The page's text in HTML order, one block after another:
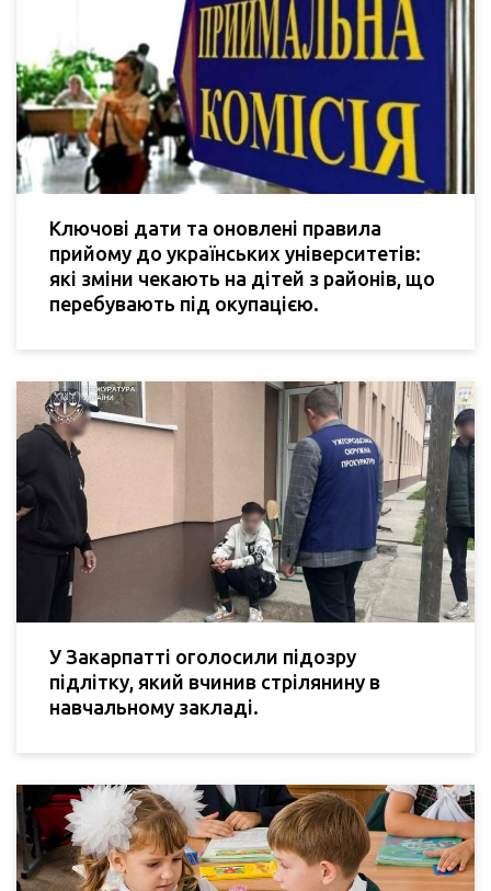
Ключові дати та оновлені правила
прийому до українських університетів:
які зміни чекають на дітей з районів, що
перебувають під окупацією.
У Закарпатті оголосили підозру
підлітку, який вчинив стрілянину в
навчальному закладі.